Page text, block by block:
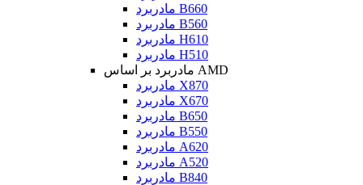
مادربرد B660
مادربرد B560
مادربرد H610
مادربرد H510
مادربرد بر اساس AMD
مادربرد X870
مادربرد X670
مادربرد B650
مادربرد B550
مادربرد A620
مادربرد A520
مادربرد B840